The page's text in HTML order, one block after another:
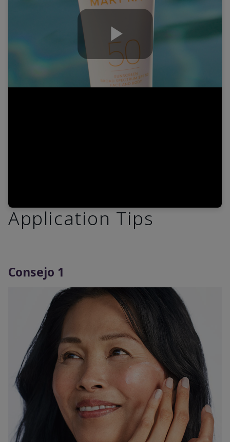
Play
Application Tips
Consejo 1